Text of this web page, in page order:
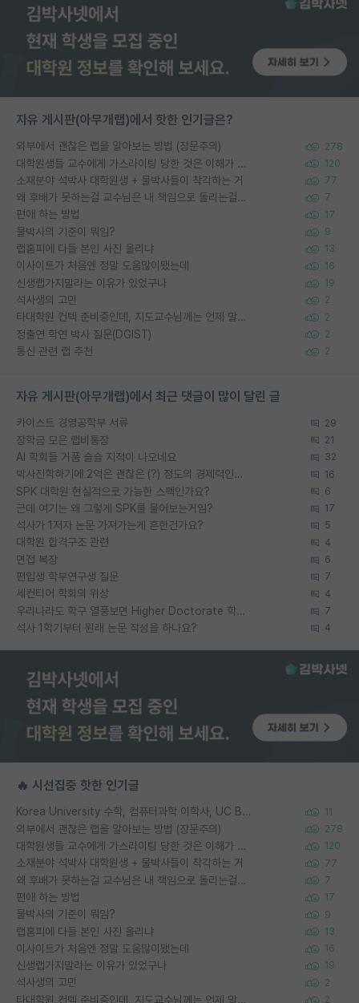
자유 게시판(아무개랩)에서 핫한 인기글은?
외부에서 괜찮은 랩을 알아보는 방법 (장문주의) 278
대학원생들 교수에게 가스라이팅 당한 것은 이해가 갑니다. 안타깝네요. 120
소재분야 석박사 대학원생 + 물박사들이 착각하는 거 77
왜 후배가 못하는걸 교수님은 내 책임으로 돌리는걸까요? 7
편애 하는 방법 17
물박사의 기준이 뭐임? 9
랩홈피에 다들 본인 사진 올리냐 13
이사이트가 처음엔 정말 도움많이됐는데 16
신생랩가지말라는 이유가 있었구나 19
석사생의 고민 2
타대학원 컨텍 준비중인데, 지도교수님께는 언제 말씀드려야 할까요? 2
정출연 학연 박사 질문(DGIST) 2
통신 관련 랩 추천 2
자유 게시판(아무개랩)에서 최근 댓글이 많이 달린 글
카이스트 경영공학부 서류 29
장학금 모은 랩비통장 21
AI 학회들 거품 슬슬 지적이 나오네요 32
박사진학하기에 2억은 괜찮은 (?) 정도의 경제력인가요 16
SPK 대학원 현실적으로 가능한 스펙인가요? 6
근데 여기는 왜 그렇게 SPK를 물어보는거임? 17
석사가 1저자 논문 가져가는게 흔한건가요? 5
대학원 합격구조 관련 4
면접 복장 6
편입생 학부연구생 질문 7
세컨티어 학회의 위상 4
우리나라도 학구 열풍보면 Higher Doctorate 학위가 필요하다고 봅니다. 7
석사 1학기부터 원래 논문 작성을 하나요? 4
🔥 시선집중 핫한 인기글
Korea University 수학, 컴퓨터과학 이학사, UC Berkeley 산업공학 대학원 공학박사가 되는 것은 쉽지 않겠죠? 11
외부에서 괜찮은 랩을 알아보는 방법 (장문주의) 278
대학원생들 교수에게 가스라이팅 당한 것은 이해가 갑니다. 안타깝네요. 120
소재분야 석박사 대학원생 + 물박사들이 착각하는 거 77
왜 후배가 못하는걸 교수님은 내 책임으로 돌리는걸까요? 7
편애 하는 방법 17
물박사의 기준이 뭐임? 9
랩홈피에 다들 본인 사진 올리냐 13
이사이트가 처음엔 정말 도움많이됐는데 16
신생랩가지말라는 이유가 있었구나 19
석사생의 고민 2
타대학원 컨텍 준비중인데, 지도교수님께는 언제 말씀드려야 할까요? 2